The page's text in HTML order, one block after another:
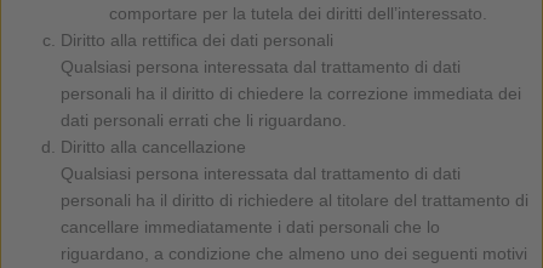
comportare per la tutela dei diritti dell’interessato.
Diritto alla rettifica dei dati personali
Qualsiasi persona interessata dal trattamento di dati
personali ha il diritto di chiedere la correzione immediata dei
dati personali errati che li riguardano.
Diritto alla cancellazione
Qualsiasi persona interessata dal trattamento di dati
personali ha il diritto di richiedere al titolare del trattamento di
cancellare immediatamente i dati personali che lo
riguardano, a condizione che almeno uno dei seguenti motivi